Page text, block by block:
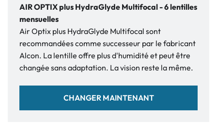
AIR OPTIX plus HydraGlyde Multifocal - 6 lentilles
mensuelles
Air Optix plus HydraGlyde Multifocal sont
recommandées comme successeur par le fabricant
Alcon. La lentille offre plus d'humidité et peut être
changée sans adaptation. La vision reste la même.
CHANGER MAINTENANT